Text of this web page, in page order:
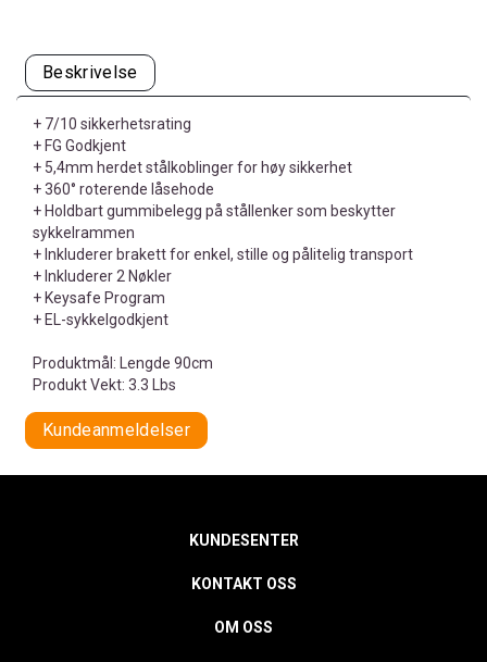
Beskrivelse
+ 7/10 sikkerhetsrating
+ FG Godkjent
+ 5,4mm herdet stålkoblinger for høy sikkerhet
+ 360° roterende låsehode
+ Holdbart gummibelegg på stållenker som beskytter
sykkelrammen
+ Inkluderer brakett for enkel, stille og pålitelig transport
+ Inkluderer 2 Nøkler
+ Keysafe Program
+ EL-sykkelgodkjent
Produktmål: Lengde 90cm
Produkt Vekt: 3.3 Lbs
Kundeanmeldelser
KUNDESENTER
KONTAKT OSS
OM OSS